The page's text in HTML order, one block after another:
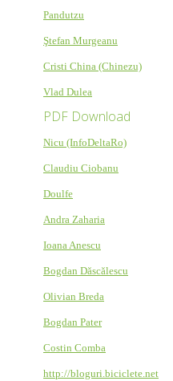
Pandutzu
Ştefan Murgeanu
Cristi China (Chinezu)
Vlad Dulea
PDF Download
Nicu (InfoDeltaRo)
Claudiu Ciobanu
Doulfe
Andra Zaharia
Ioana Anescu
Bogdan Dăscălescu
Olivian Breda
Bogdan Pater
Costin Comba
http://bloguri.biciclete.net